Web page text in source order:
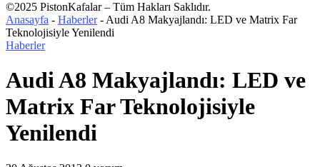
©2025 PistonKafalar – Tüm Hakları Saklıdır.
Anasayfa - Haberler- Audi A8 Makyajlandı: LED ve Matrix Far
Teknolojisiyle Yenilendi
Haberler
Audi A8 Makyajlandı: LED ve
Matrix Far Teknolojisiyle
Yenilendi